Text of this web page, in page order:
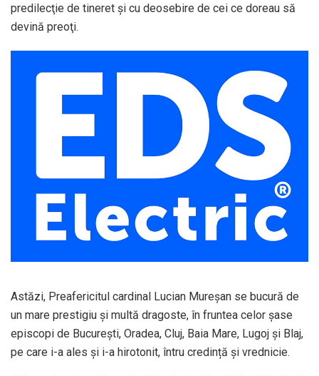
predilecţie de tineret şi cu deosebire de cei ce doreau să
devină preoţi.
Astăzi, Preafericitul cardinal Lucian Mureșan se bucură de
un mare prestigiu și multă dragoste, în fruntea celor șase
episcopi de București, Oradea, Cluj, Baia Mare, Lugoj și Blaj,
pe care i-a ales și i-a hirotonit, întru credință și vrednicie.